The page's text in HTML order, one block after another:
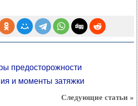
предосторожности
и моменты затяжки
Следующие статьи »